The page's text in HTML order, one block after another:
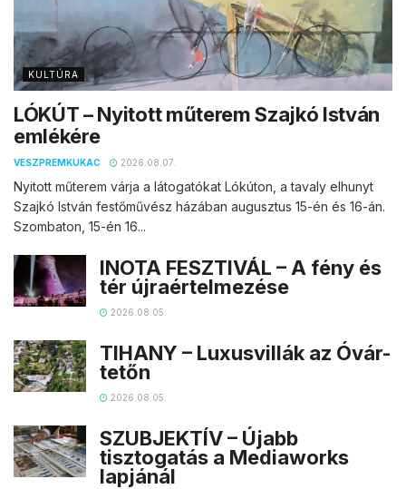
KULTÚRA
LÓKÚT – Nyitott műterem Szajkó István
emlékére
VESZPREMKUKAC 2026.08.07.
Nyitott műterem várja a látogatókat Lókúton, a tavaly elhunyt
Szajkó István festőművész házában augusztus 15-én és 16-án.
Szombaton, 15-én 16...
INOTA FESZTIVÁL – A fény és
tér újraértelmezése
2026.08.05.
TIHANY – Luxusvillák az Óvár-
tetőn
2026.08.05.
SZUBJEKTÍV – Újabb
tisztogatás a Mediaworks
lapjánál